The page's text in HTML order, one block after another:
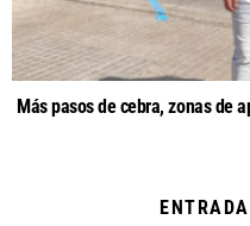
Más pasos de cebra, zonas de